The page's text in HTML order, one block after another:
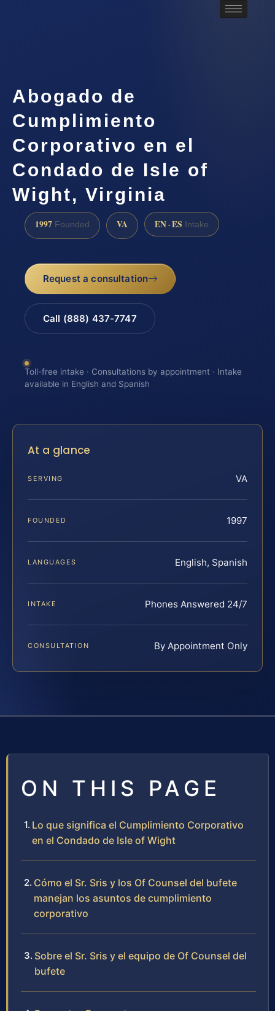
Abogado de
Cumplimiento
Corporativo en el
Condado de Isle of
Wight, Virginia
1997 Founded VA EN · ES Intake
Request a consultation
Call (888) 437-7747
Toll-free intake · Consultations by appointment · Intake
available in English and Spanish
At a glance
SERVING VA
FOUNDED 1997
LANGUAGES English, Spanish
INTAKE Phones Answered 24/7
CONSULTATION By Appointment Only
ON THIS PAGE
Lo que significa el Cumplimiento Corporativo
en el Condado de Isle of Wight
Cómo el Sr. Sris y los Of Counsel del bufete
manejan los asuntos de cumplimiento
corporativo
Sobre el Sr. Sris y el equipo de Of Counsel del
bufete